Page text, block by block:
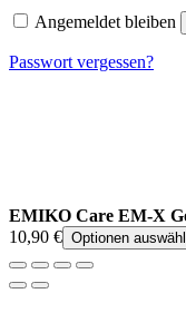
Angemeldet bleiben
Passwort vergessen?
EMIKO Care EM-X
10,90 € Optionen